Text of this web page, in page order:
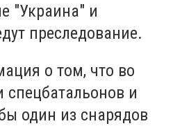
"Украина" и
преследование.
о том, что во
спецбатальонов и
один из снарядов